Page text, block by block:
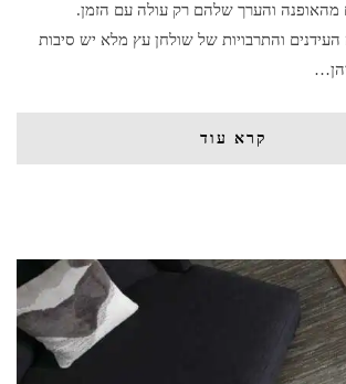
מהאופנה והערך שלהם רק עולה עם הזמן.
העידנים והתרבויות של שולחן עץ מלא יש סיבות
קרא עוד